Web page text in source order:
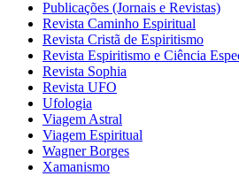
Publicações (Jornais e Revistas)
Revista Caminho Espiritual
Revista Cristã de Espiritismo
Revista Espiritismo e Ciência
Revista Sophia
Revista UFO
Ufologia
Viagem Astral
Viagem Espiritual
Wagner Borges
Xamanismo